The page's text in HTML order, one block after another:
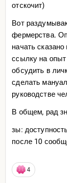
отскочит)
Вот
фермерства.
начать
ссылку на
обсудить в
сделать
руководстве
В общем, рад
зы:
после 10
4